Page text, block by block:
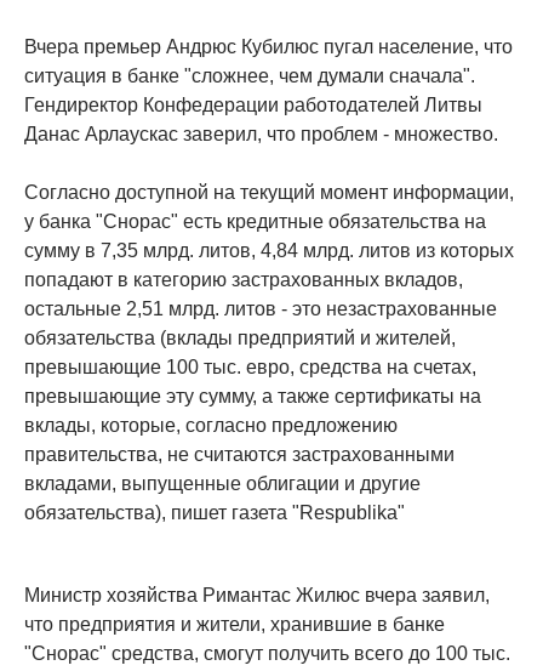
Вчера премьер Андрюс Кубилюс пугал население, что
ситуация в банке "сложнее, чем думали сначала".
Гендиректор Конфедерации работодателей Литвы
Данас Арлаускас заверил, что проблем - множество.
Согласно доступной на текущий момент информации,
у банка "Снорас" есть кредитные обязательства на
сумму в 7,35 млрд. литов, 4,84 млрд. литов из которых
попадают в категорию застрахованных вкладов,
остальные 2,51 млрд. литов - это незастрахованные
обязательства (вклады предприятий и жителей,
превышающие 100 тыс. евро, средства на счетах,
превышающие эту сумму, а также сертификаты на
вклады, которые, согласно предложению
правительства, не считаются застрахованными
вкладами, выпущенные облигации и другие
обязательства), пишет газета "Respublika"
Министр хозяйства Римантас Жилюс вчера заявил,
что предприятия и жители, хранившие в банке
"Снорас" средства, смогут получить всего до 100 тыс.